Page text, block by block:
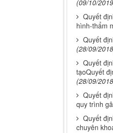
(09/10/
Quyết
hình-thẩm
Quyết
(28/09/
Quyết
tạoQuyết
(28/09/
Quyết
quy trình
Quyết
chuyên